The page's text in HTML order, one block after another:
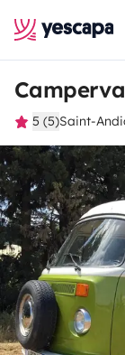
5 (5)Saint-